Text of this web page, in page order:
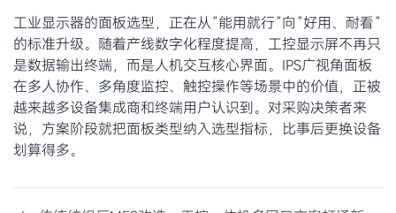
工业显示器的面板选型，正在从”能用就行”向”好用、耐看”
的标准升级。随着产线数字化程度提高，工控显示屏不再只
是数据输出终端，而是人机交互核心界面。IPS广视角面板
在多人协作、多角度监控、触控操作等场景中的价值，正被
越来越多设备集成商和终端用户认识到。对采购决策者来
说，方案阶段就把面板类型纳入选型指标，比事后更换设备
划算得多。